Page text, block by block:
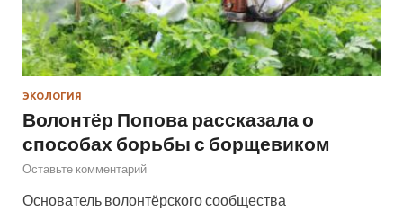
ЭКОЛОГИЯ
Волонтёр Попова рассказала о
способах борьбы с борщевиком
Оставьте комментарий
Основатель волонтёрского сообщества